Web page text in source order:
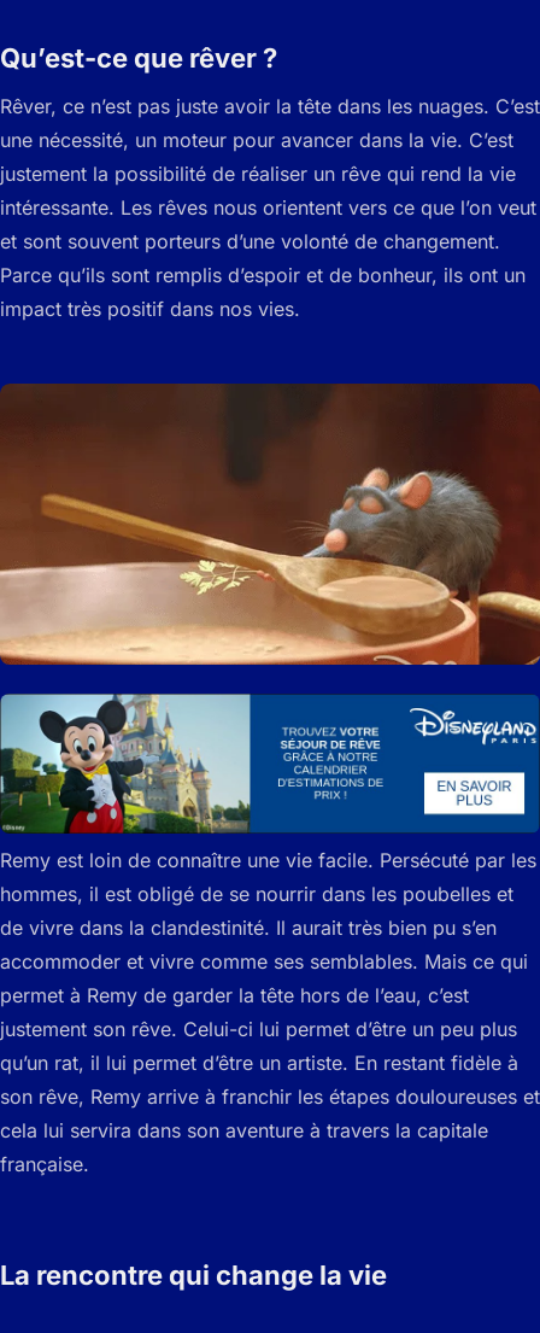
Qu’est-ce que rêver ?
Rêver, ce n’est pas juste avoir la tête dans les nuages. C’est
une nécessité, un moteur pour avancer dans la vie. C’est
justement la possibilité de réaliser un rêve qui rend la vie
intéressante. Les rêves nous orientent vers ce que l’on veut
et sont souvent porteurs d’une volonté de changement.
Parce qu’ils sont remplis d’espoir et de bonheur, ils ont un
impact très positif dans nos vies.
Remy est loin de connaître une vie facile. Persécuté par les
hommes, il est obligé de se nourrir dans les poubelles et
de vivre dans la clandestinité. Il aurait très bien pu s’en
accommoder et vivre comme ses semblables. Mais ce qui
permet à Remy de garder la tête hors de l’eau, c’est
justement son rêve. Celui-ci lui permet d’être un peu plus
qu’un rat, il lui permet d’être un artiste. En restant fidèle à
son rêve, Remy arrive à franchir les étapes douloureuses et
cela lui servira dans son aventure à travers la capitale
française.
La rencontre qui change la vie